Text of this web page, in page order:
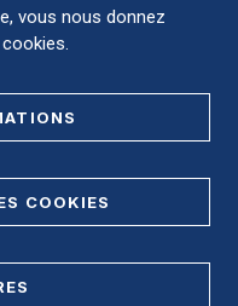
vous nous donnez
COOKIES